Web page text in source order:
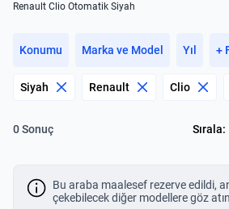
Renault Clio Otomatik Siyah
Konumu Marka ve Model Yıl +
Siyah Renault Clio
0 Sonuç Sırala:
Bu araba maalesef rezerve edildi,
çekebilecek diğer modellere göz